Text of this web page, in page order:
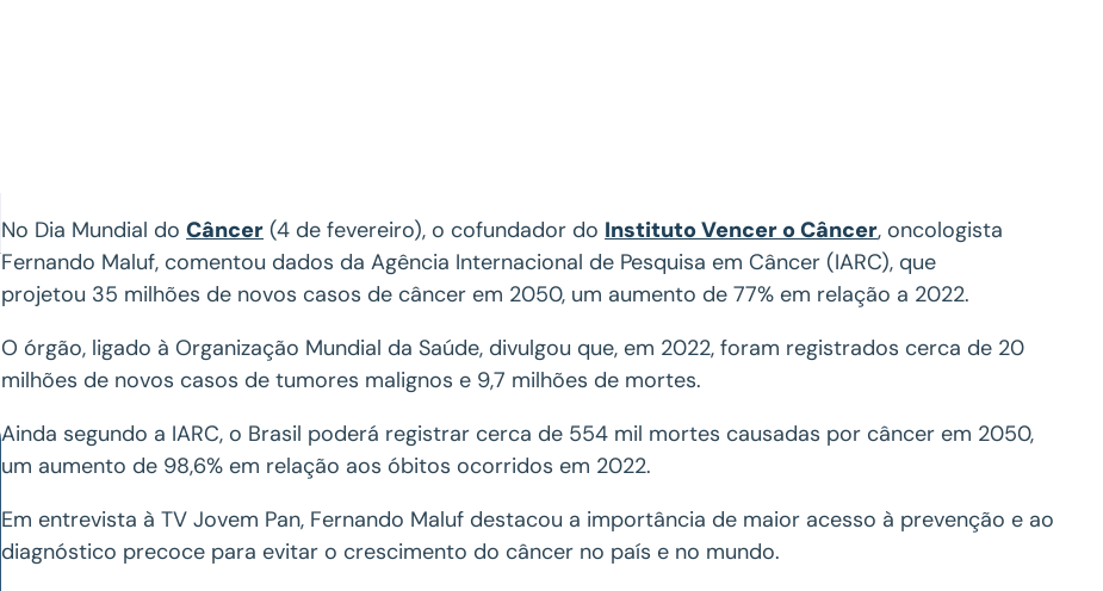
No Dia Mundial doCâncer (4 de fevereiro), o cofundador do Instituto Vencer o Câncer, oncologista
Fernando Maluf, comentou dados da Agência Internacional de Pesquisa em Câncer (IARC), que
projetou 35 milhões de novos casos de câncer em 2050, um aumento de 77% em relação a 2022.
O órgão, ligado à Organização Mundial da Saúde, divulgou que, em 2022, foram registrados cerca de 20
milhões de novos casos de tumores malignos e 9,7 milhões de mortes.
Ainda segundo a IARC, o Brasil poderá registrar cerca de 554 mil mortes causadas por câncer em 2050,
um aumento de 98,6% em relação aos óbitos ocorridos em 2022.
Em entrevista à TV Jovem Pan, Fernando Maluf destacou a importância de maior acesso à prevenção e ao
diagnóstico precoce para evitar o crescimento do câncer no país e no mundo.